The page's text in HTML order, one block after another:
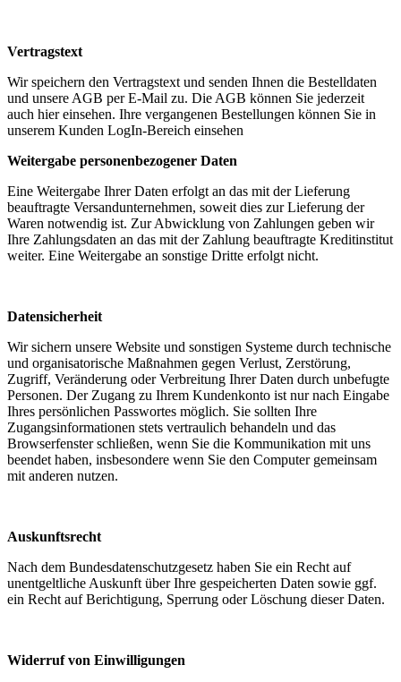
Vertragstext
Wir speichern den Vertragstext und senden Ihnen die Bestelldaten
und unsere AGB per E-Mail zu. Die AGB können Sie jederzeit
auch hier einsehen. Ihre vergangenen Bestellungen können Sie in
unserem Kunden LogIn-Bereich einsehen
Weitergabe personenbezogener Daten
Eine Weitergabe Ihrer Daten erfolgt an das mit der Lieferung
beauftragte Versandunternehmen, soweit dies zur Lieferung der
Waren notwendig ist. Zur Abwicklung von Zahlungen geben wir
Ihre Zahlungsdaten an das mit der Zahlung beauftragte Kreditinstitut
weiter. Eine Weitergabe an sonstige Dritte erfolgt nicht.
Datensicherheit
Wir sichern unsere Website und sonstigen Systeme durch technische
und organisatorische Maßnahmen gegen Verlust, Zerstörung,
Zugriff, Veränderung oder Verbreitung Ihrer Daten durch unbefugte
Personen. Der Zugang zu Ihrem Kundenkonto ist nur nach Eingabe
Ihres persönlichen Passwortes möglich. Sie sollten Ihre
Zugangsinformationen stets vertraulich behandeln und das
Browserfenster schließen, wenn Sie die Kommunikation mit uns
beendet haben, insbesondere wenn Sie den Computer gemeinsam
mit anderen nutzen.
Auskunftsrecht
Nach dem Bundesdatenschutzgesetz haben Sie ein Recht auf
unentgeltliche Auskunft über Ihre gespeicherten Daten sowie ggf.
ein Recht auf Berichtigung, Sperrung oder Löschung dieser Daten.
Widerruf von Einwilligungen